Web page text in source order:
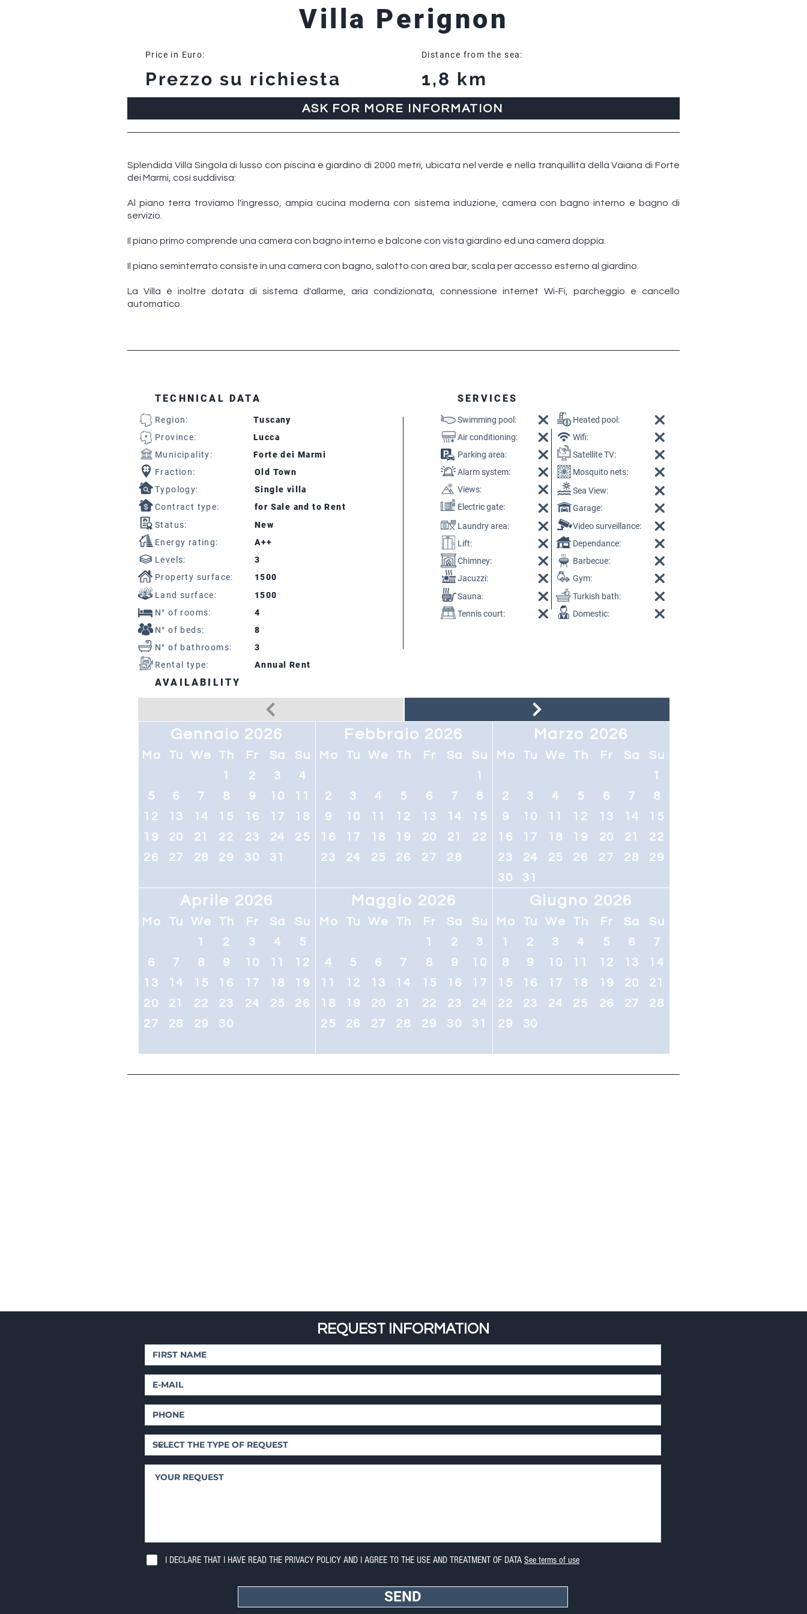
Villa Perignon
Price in Euro:
Prezzo su richiesta
Distance from the sea:
1,8 km
ASK FOR MORE INFORMATION
Splendida Villa Singola di lusso con piscina e giardino di 2000 metri, ubicata nel verde e nella tranquillità della Vaiana di Forte
dei Marmi, così suddivisa:
Al piano terra troviamo l'ingresso, ampia cucina moderna con sistema induzione, camera con bagno interno e bagno di
servizio.
Il piano primo comprende una camera con bagno interno e balcone con vista giardino ed una camera doppia.
Il piano seminterrato consiste in una camera con bagno, salotto con area bar, scala per accesso esterno al giardino.
La Villa è inoltre dotata di sistema d'allarme, aria condizionata, connessione internet Wi-Fi, parcheggio e cancello
automatico.
TECHNICAL DATA SERVICES
Region:
Tuscany
Province:
Lucca
Municipality:
Forte dei Marmi
Fraction:
Old Town
Typology:
Single villa
Contract type:
for Sale and to Rent
Swimming pool:
Air conditioning:
Parking area:
Alarm system:
Views:
Electric gate:
Heated pool:
Wifi:
Satellite TV:
Mosquito nets:
Sea View:
Garage:
Status:
Energy rating:
Levels:
Property surface:
Land surface:
N° of rooms:
N° of beds:
New Laundry area:
Video surveillance:
Lift:
A++
Dependance:
3
1500
1500
4
Chimney:
Jacuzzi:
Sauna:
Tennis court:
Barbecue:
Gym:
Turkish bath:
Domestic:
8
N° of bathrooms:
3
Rental type:
Annual Rent
AVAILABILITY
Gennaio 2026
Mo Tu We Th Fr Sa
Su
1
2 3
4
5
6 7 8 9 10
11
12
13 14 15 16 17
18
19
20 21 22 23 24
25
26
27 28 29 30 31
Aprile 2026
Mo Tu We Th Fr Sa
Su
1
2 3 4
5
6
7 8 9 10 11
12
13
14 15 16 17 18
19
20
21 22 23 24 25
26
27
28 29 30
Febbraio 2026
Mo Tu We Th Fr Sa
Su
1
2
3 4 5 6 7
8
9
10 11 12 13 14
15
16
17 18 19 20 21
22
23
24 25 26 27 28
Maggio 2026
Mo Tu We Th Fr Sa
Su
1
2
3
4
5 6 7 8 9
10
11
12 13 14 15 16
17
18
19 20 21 22 23
24
25
26 27 28 29 30 31
Marzo 2026
Mo Tu We Th Fr Sa
Su
1
2
3 4 5 6 7
8
9
10 11 12 13 14
15
16
17 18 19 20 21
22
23
24 25 26 27 28
29
30
31
Giugno 2026
Mo Tu We Th Fr Sa
Su
1
2 3 4 5 6
7
8
9 10 11 12 13
14
15
16 17 18 19 20
21
22
23 24 25 26 27
28
29
30
REQUEST INFORMATION
I DECLARE THAT I HAVE READ THE PRIVACY POLICY AND I AGREE TO THE USE AND TREATMENT OF DATA See terms of use
SEND